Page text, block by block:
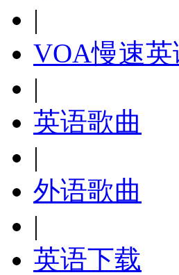
|
VOA慢速英
|
英语歌曲
|
外语歌曲
|
英语下载